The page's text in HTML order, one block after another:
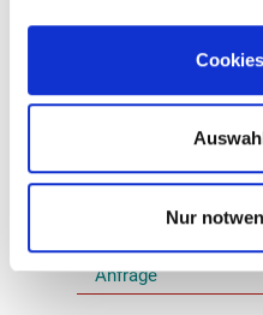
Nur
noch erkannt wird.
Datenrettungslabor
wir, mit geeigneter
zu einem fairen Preis.
NAS -
Anfrage